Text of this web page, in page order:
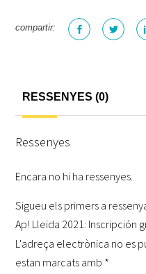
compartir:
RESSENYES (0)
Ressenyes
Encara no hi ha ressenyes.
Sigueu els primers a
Ap! Lleida 2021: Inscripción
L'adreça electrònica no es
estan marcats amb *